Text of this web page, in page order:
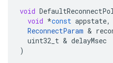
void
void *const appstate,
ReconnectParam &
uint32_t & delayMsec
)